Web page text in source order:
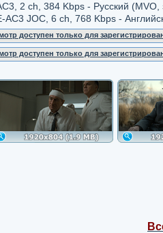
2 ch, 384 Kbps - Русский
AC3 JOC, 6 ch, 768 Kbps -
доступен только для
доступен только для